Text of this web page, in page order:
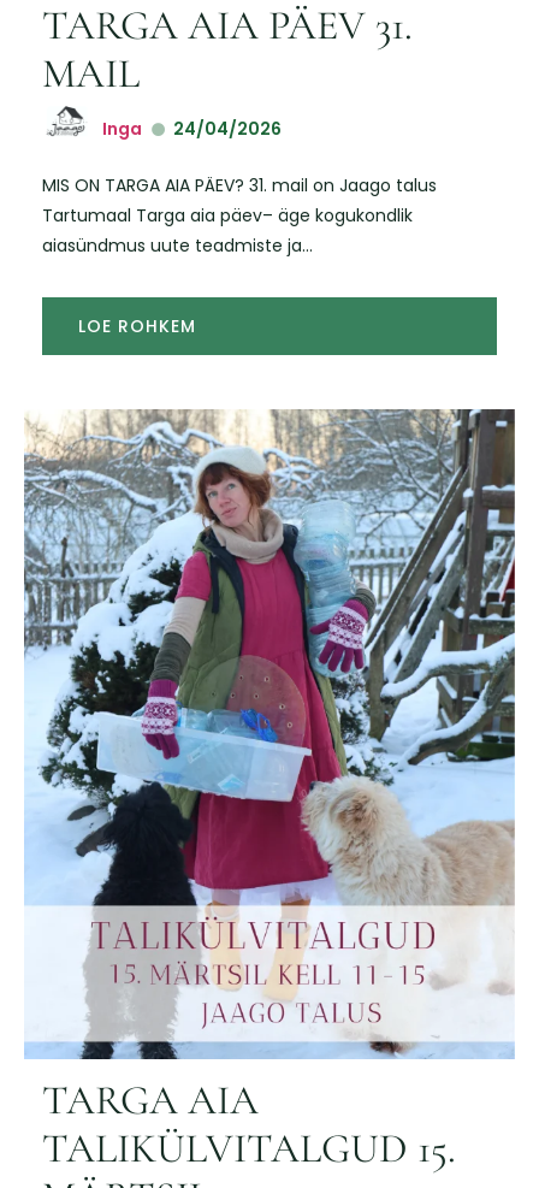
TARGA AIA PÄEV 31.
MAIL
Inga 24/04/2026
MIS ON TARGA AIA PÄEV? 31. mail on Jaago talus
Tartumaal Targa aia päev– äge kogukondlik
aiasündmus uute teadmiste ja...
LOE ROHKEM
TARGA AIA
TALIKÜLVITALGUD 15.